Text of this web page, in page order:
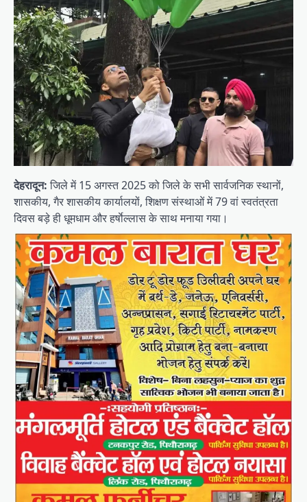
देहरादून:जिले में 15 अगस्त 2025 को जिले के सभी सार्वजनिक स्थानों,
शासकीय, गैर शासकीय कार्यालयों, शिक्षण संस्थाओं में 79 वां स्वतंत्रता
दिवस बड़े ही धूमधाम और हर्षाेल्लास के साथ मनाया गया।